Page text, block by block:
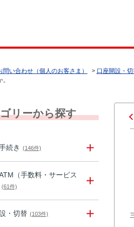
問い合わせ（個人のお客さま） > 口座開設・切
リーから探す
続き (146件)
（手数料・サービス
(61件)
・切替 (103件)